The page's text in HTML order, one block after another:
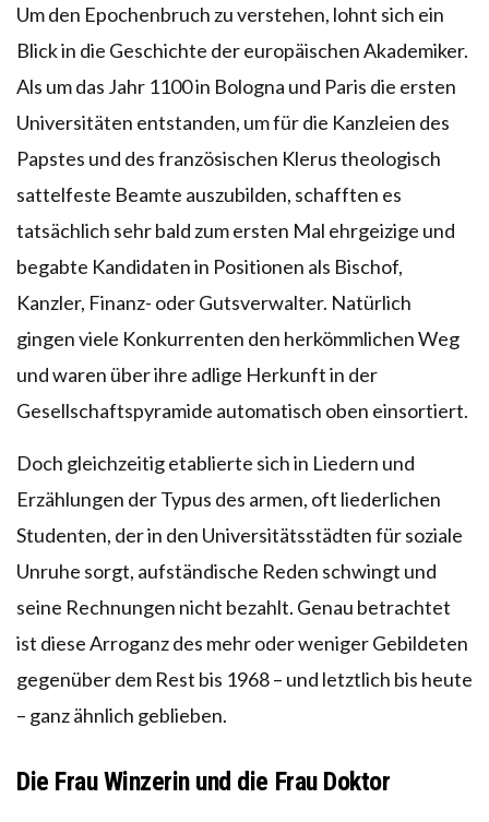
Um den Epochenbruch zu verstehen, lohnt sich ein
Blick in die Geschichte der europäischen Akademiker.
Als um das Jahr 1100 in Bologna und Paris die ersten
Universitäten entstanden, um für die Kanzleien des
Papstes und des französischen Klerus theologisch
sattelfeste Beamte auszubilden, schafften es
tatsächlich sehr bald zum ersten Mal ehrgeizige und
begabte Kandidaten in Positionen als Bischof,
Kanzler, Finanz- oder Gutsverwalter. Natürlich
gingen viele Konkurrenten den herkömmlichen Weg
und waren über ihre adlige Herkunft in der
Gesellschaftspyramide automatisch oben einsortiert.
Doch gleichzeitig etablierte sich in Liedern und
Erzählungen der Typus des armen, oft liederlichen
Studenten, der in den Universitätsstädten für soziale
Unruhe sorgt, aufständische Reden schwingt und
seine Rechnungen nicht bezahlt. Genau betrachtet
ist diese Arroganz des mehr oder weniger Gebildeten
gegenüber dem Rest bis 1968 – und letztlich bis heute
– ganz ähnlich geblieben.
Die Frau Winzerin und die Frau Doktor